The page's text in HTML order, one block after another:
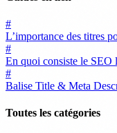
#
L’importance des titres
#
En quoi consiste le SEO
#
Balise Title & Meta
Toutes les catégories